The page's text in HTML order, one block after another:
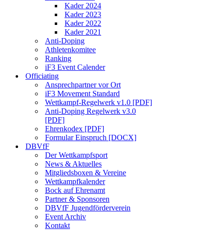
Kader 2024
Kader 2023
Kader 2022
Kader 2021
Anti-Doping
Athletenkomitee
Ranking
iF3 Event Calender
Officiating
Ansprechpartner vor Ort
iF3 Movement Standard
Wettkampf-Regelwerk v1.0 [PDF]
Anti-Doping Regelwerk v3.0
[PDF]
Ehrenkodex [PDF]
Formular Einspruch [DOCX]
DBVfF
Der Wettkampfsport
News & Aktuelles
Mitgliedsboxen & Vereine
Wettkampfkalender
Bock auf Ehrenamt
Partner & Sponsoren
DBVfF Jugendförderverein
Event Archiv
Kontakt